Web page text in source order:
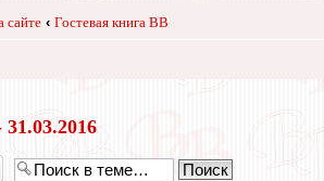
сайте ‹ Гостевая книга ВВ
31.03.2016